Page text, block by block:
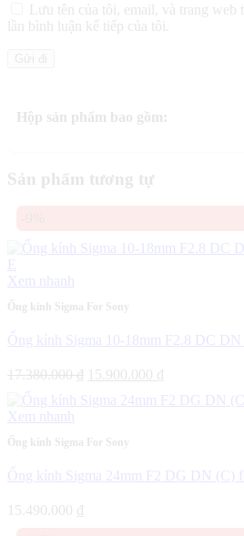
Lưu tên của tôi, email, và trang web
lần bình luận kế tiếp của tôi.
Hộp sản phẩm bao gồm:
Sản phẩm tương tự
Xem nhanh
Ống kính Sigma For Sony
Ống kính Sigma 10-18mm F2.8 DC DN
17.380.000₫
Giá
là:
15.900.000 ₫
tại
Xem nhanh
Ống kính Sigma For Sony
Ống kính Sigma 24mm F2 DG DN (C)
15.490.000 ₫